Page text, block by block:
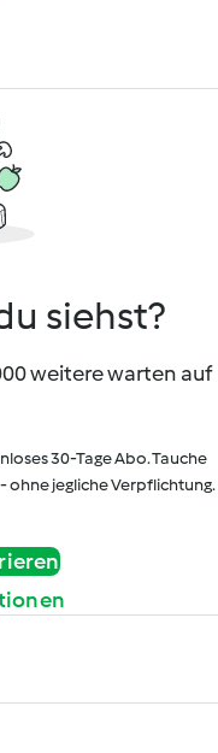
siehst?
weitere warten auf
30-Tage Abo. Tauche
ohne jegliche Verpflichtung.